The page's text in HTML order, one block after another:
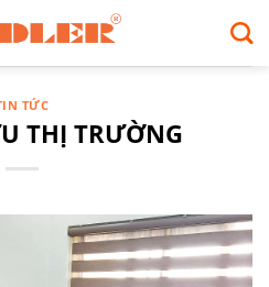
TỨC
THỊ TRƯỜNG